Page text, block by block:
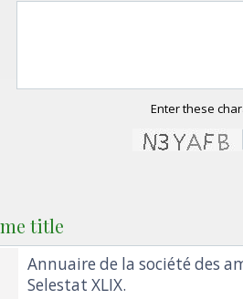
Enter these
title
‎Annuaire de la société des
Selestat XLIX. ‎